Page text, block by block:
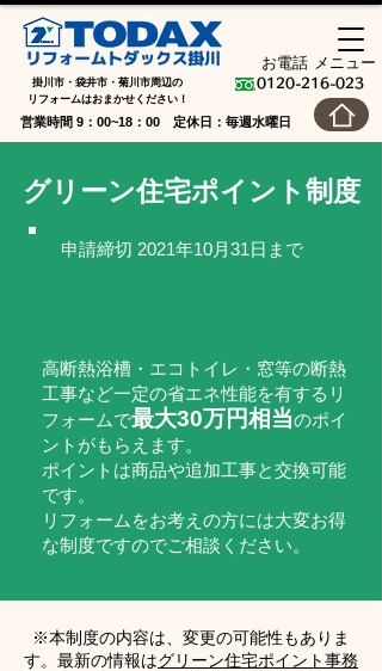
お電話 メニュー
掛川市・袋井市・菊川市周辺の
​リフォームはおまかせください！
0120-216-023
営業時間 9：00~18：00 定休日：毎週水曜日
グリーン住宅ポイント制度
申請締切 2021年10月31日まで
高断熱浴槽・エコトイレ・窓等の断熱
工事など一定の省エネ性能を有するリ
フォームで最大30万円相当のポイ
ントがもらえます。
ポイントは商品や追加工事と交換可能
です。
リフォームをお考えの方には大変お得
な制度ですのでご相談ください。
※本制度の内容は、変更の可能性もありま
す。最新の情報はグリーン住宅ポイント事務